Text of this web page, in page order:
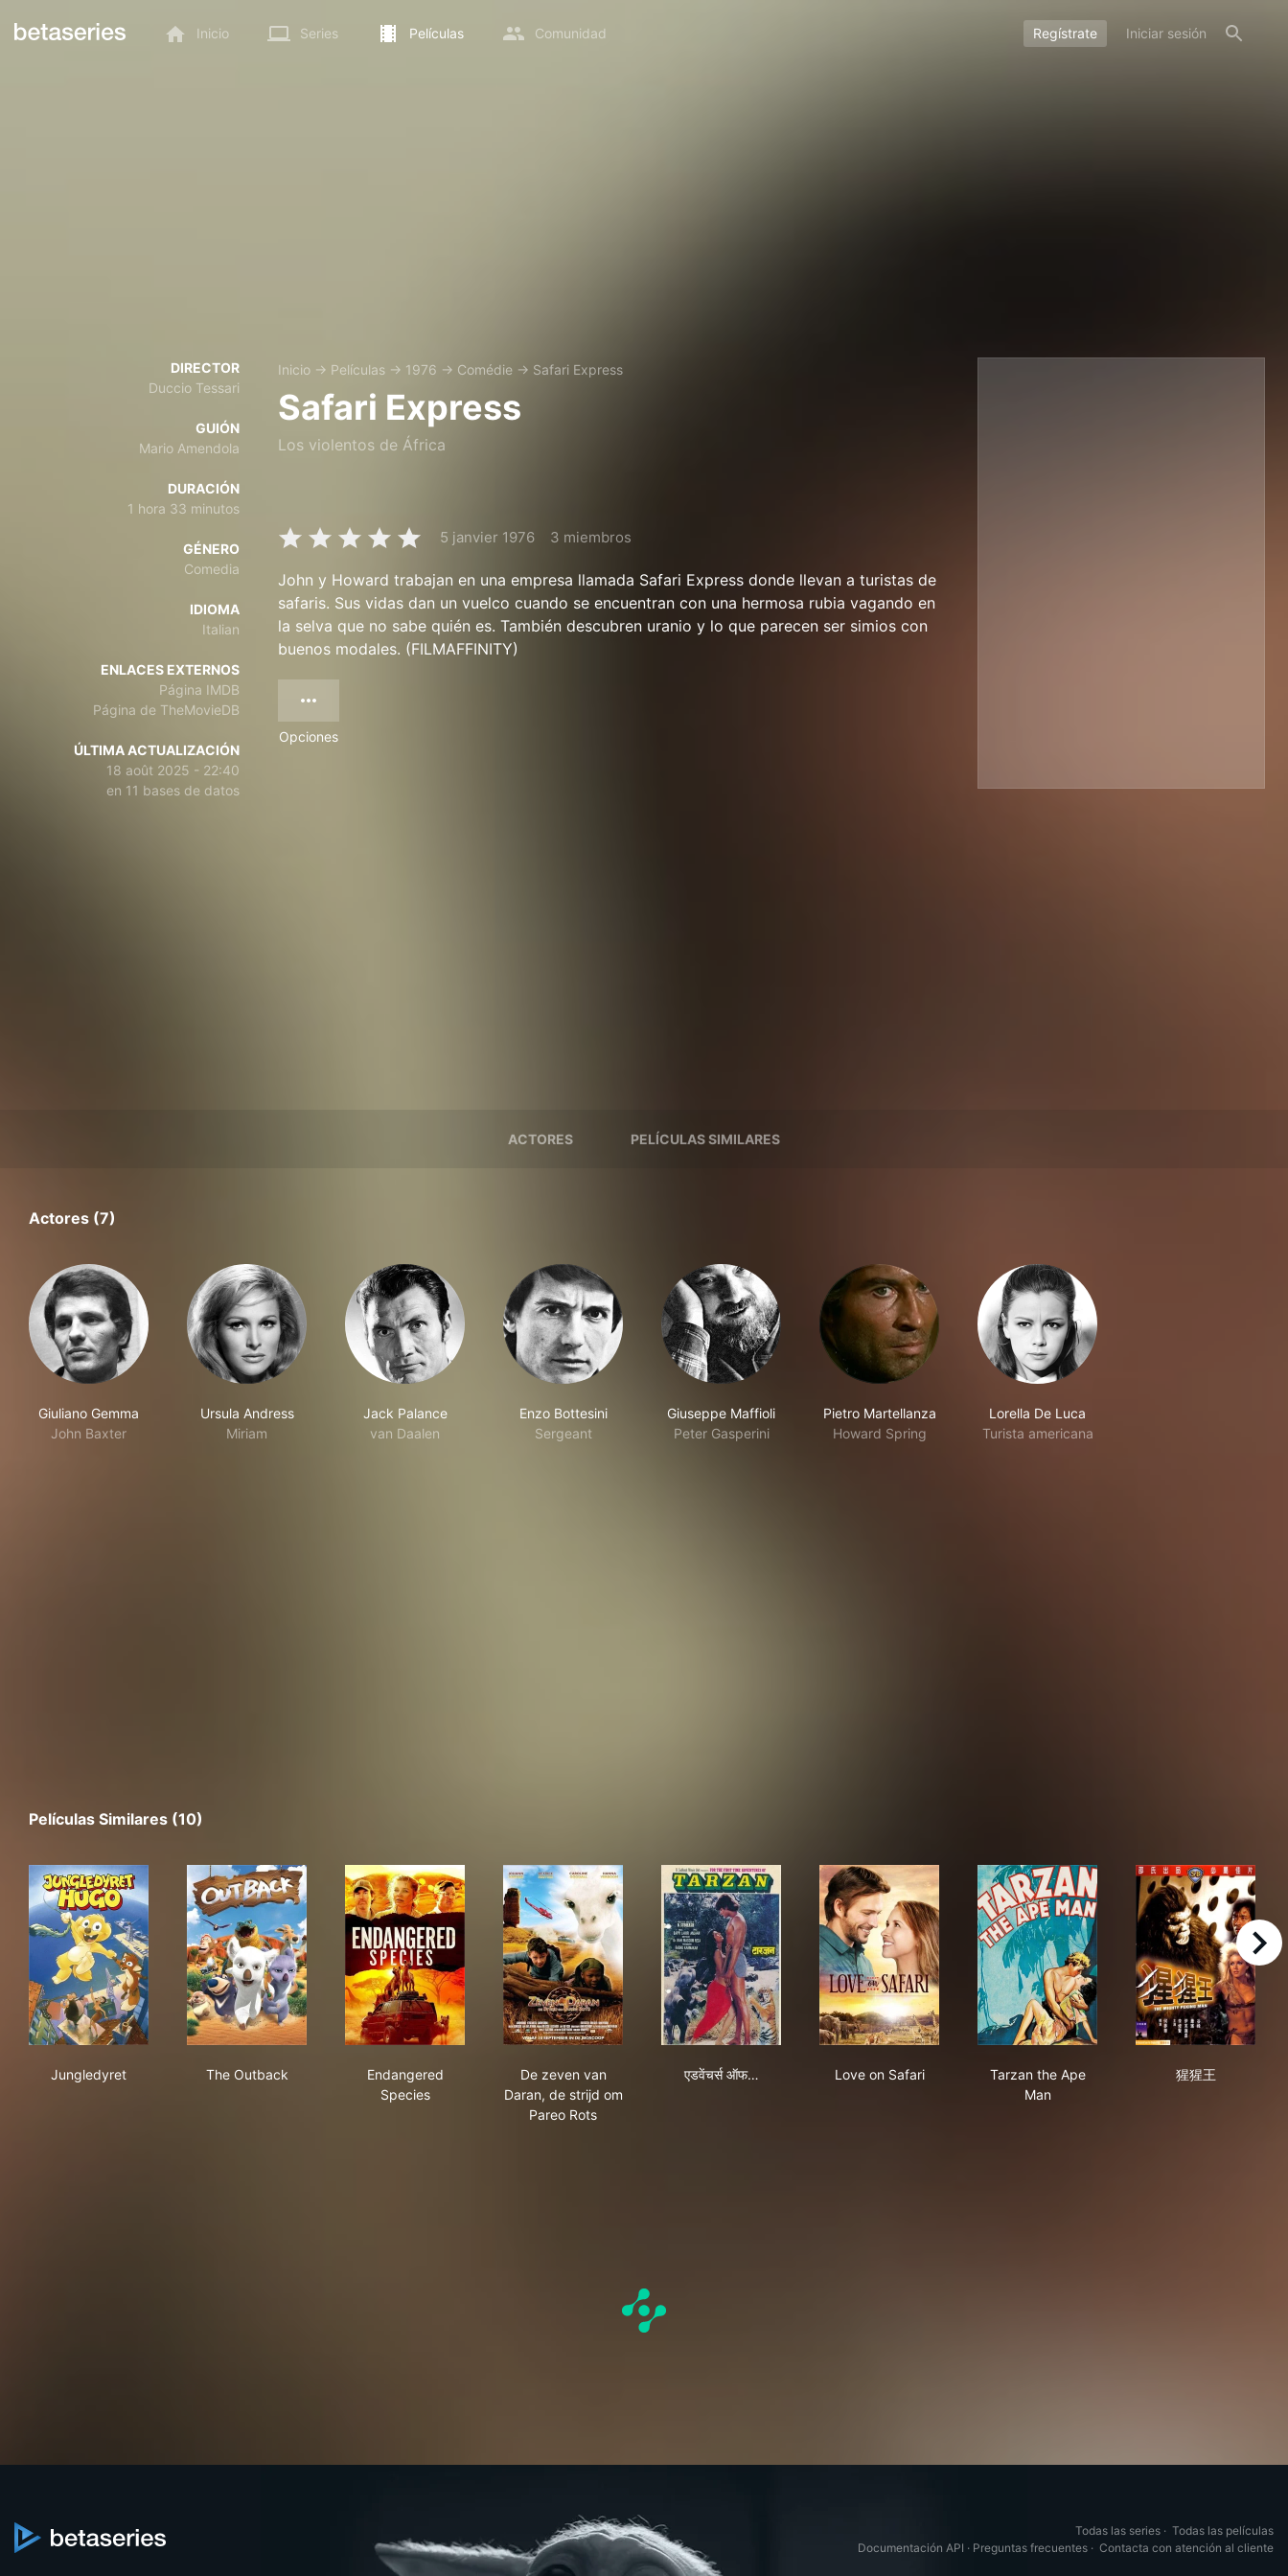
Inicio Series Películas Comunidad Regístrate Iniciar sesión
DIRECTOR
Duccio Tessari
GUIÓN
Mario Amendola
DURACIÓN
1 hora 33 minutos
GÉNERO
Comedia
IDIOMA
Italian
ENLACES EXTERNOS
Página IMDB
Página de TheMovieDB
ÚLTIMA ACTUALIZACIÓN
18 août 2025 - 22:40
en 11 bases de datos
Inicio → Películas → 1976 → Comédie → Safari Express
Safari Express
Los violentos de África
5 janvier 1976 3 miembros
John y Howard trabajan en una empresa llamada Safari Express donde llevan a turistas de
safaris. Sus vidas dan un vuelco cuando se encuentran con una hermosa rubia vagando en
la selva que no sabe quién es. También descubren uranio y lo que parecen ser simios con
buenos modales. (FILMAFFINITY)
Opciones
ACTORES PELÍCULAS SIMILARES
Actores (7)
Giuliano Gemma
John Baxter
Ursula Andress
Miriam
Jack Palance
van Daalen
Enzo Bottesini
Sergeant
Giuseppe Maffioli
Peter Gasperini
Pietro Martellanza
Howard Spring
Lorella De Luca
Turista americana
Películas Similares (10)
Jungledyret
The Outback
Endangered
Species
De zeven van
Daran, de strijd om
Pareo Rots
एडवेंचर्स ऑफ…
Love on Safari
Tarzan the Ape
Man
猩猩王
right
Todas las series · Todas las películas
Documentación API · Preguntas frecuentes · Contacta con atención al cliente